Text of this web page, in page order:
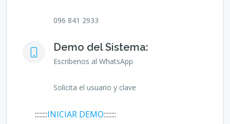
096 841 2933
Demo del Sistema:
Escribenos al WhatsApp
Solicita el usuario y clave
::::::::INICIAR DEMO::::::::